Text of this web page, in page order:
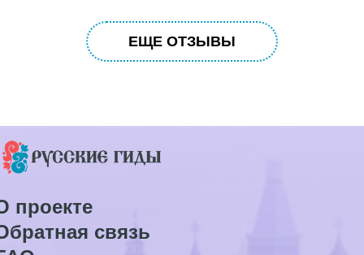
ЕЩЕ ОТЗЫВЫ
проекте
связь